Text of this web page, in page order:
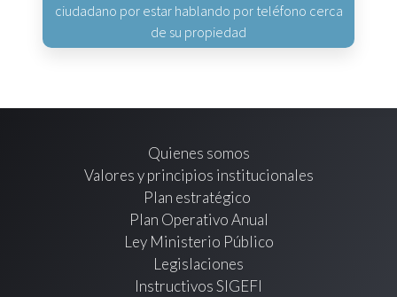
ciudadano por estar hablando por teléfono cerca
de su propiedad
Quienes somos
Valores y principios institucionales
Plan estratégico
Plan Operativo Anual
Ley Ministerio Público
Legislaciones
Instructivos SIGEFI